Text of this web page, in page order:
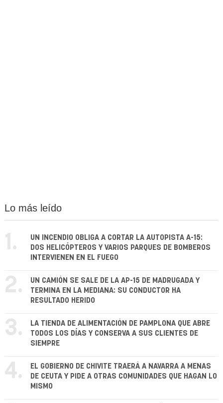
Lo más leído
1.
UN INCENDIO OBLIGA A CORTAR LA AUTOPISTA A-15:
DOS HELICÓPTEROS Y VARIOS PARQUES DE BOMBEROS
INTERVIENEN EN EL FUEGO
2.
UN CAMIÓN SE SALE DE LA AP-15 DE MADRUGADA Y
TERMINA EN LA MEDIANA: SU CONDUCTOR HA
RESULTADO HERIDO
3.
LA TIENDA DE ALIMENTACIÓN DE PAMPLONA QUE ABRE
TODOS LOS DÍAS Y CONSERVA A SUS CLIENTES DE
SIEMPRE
4.
EL GOBIERNO DE CHIVITE TRAERÁ A NAVARRA A MENAS
DE CEUTA Y PIDE A OTRAS COMUNIDADES QUE HAGAN LO
MISMO